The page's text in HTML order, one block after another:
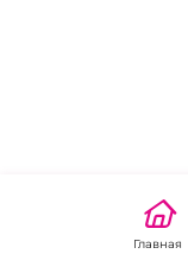
Главная